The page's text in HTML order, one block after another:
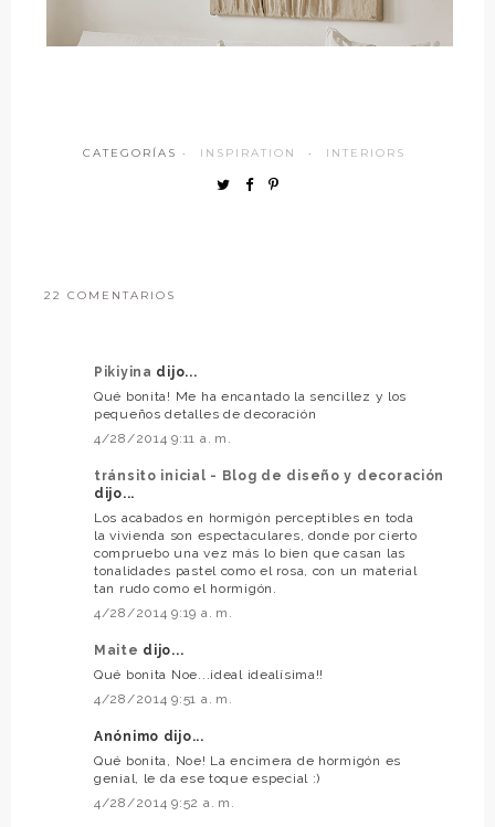
CATEGORÍAS · INSPIRATION · INTERIORS
22 COMENTARIOS
Pikiyina dijo...
Qué bonita! Me ha encantado la sencillez y los
pequeños detalles de decoración
4/28/2014 9:11 a. m.
tránsito inicial - Blog de diseño y decoración
dijo...
Los acabados en hormigón perceptibles en toda
la vivienda son espectaculares, donde por cierto
compruebo una vez más lo bien que casan las
tonalidades pastel como el rosa, con un material
tan rudo como el hormigón.
4/28/2014 9:19 a. m.
Maite dijo...
Qué bonita Noe...ideal idealísima!!
4/28/2014 9:51 a. m.
Anónimo dijo...
Qué bonita, Noe! La encimera de hormigón es
genial, le da ese toque especial :)
4/28/2014 9:52 a. m.